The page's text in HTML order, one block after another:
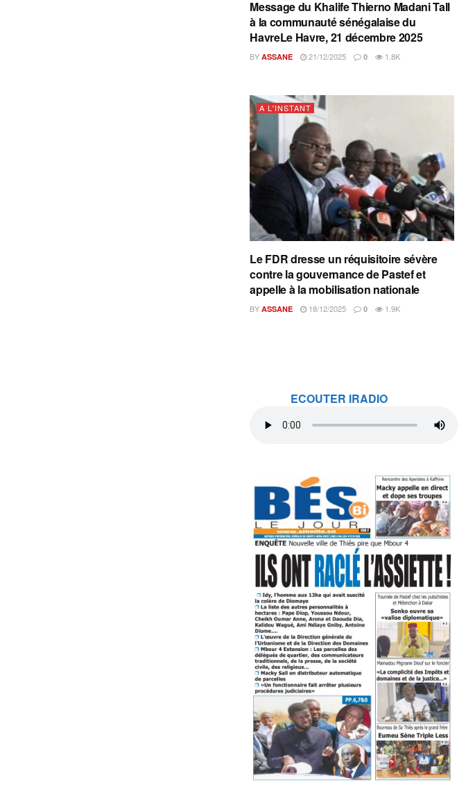
Message du Khalife Thierno Madani Tall
à la communauté sénégalaise du
HavreLe Havre, 21 décembre 2025
BY ASSANE 21/12/2025 0 1.8K
A L'INSTANT
Le FDR dresse un réquisitoire sévère
contre la gouvernance de Pastef et
appelle à la mobilisation nationale
BY ASSANE 18/12/2025 0 1.9K
ECOUTER IRADIO